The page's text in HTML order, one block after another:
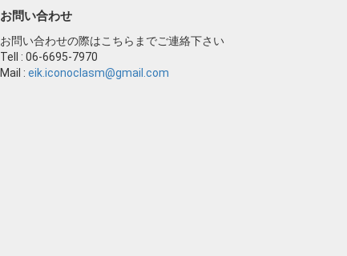
お問い合わせ
お問い合わせの際はこちらまでご連絡下さい
Tell : 06-6695-7970
Mail : eik.iconoclasm@gmail.com